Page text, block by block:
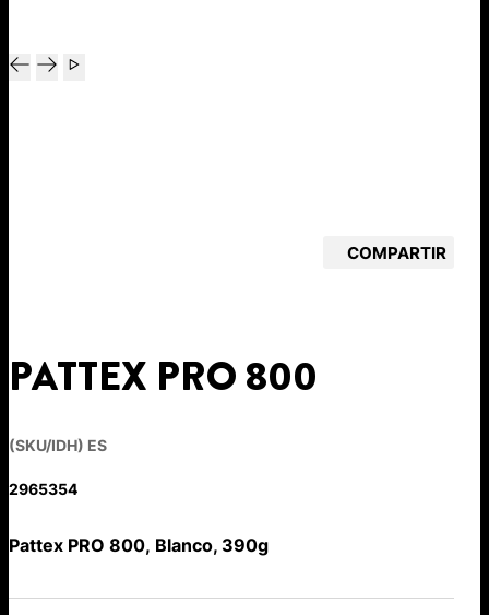
COMPARTIR
PATTEX PRO 800
(SKU/IDH) ES
2965354
Pattex PRO 800, Blanco, 390g